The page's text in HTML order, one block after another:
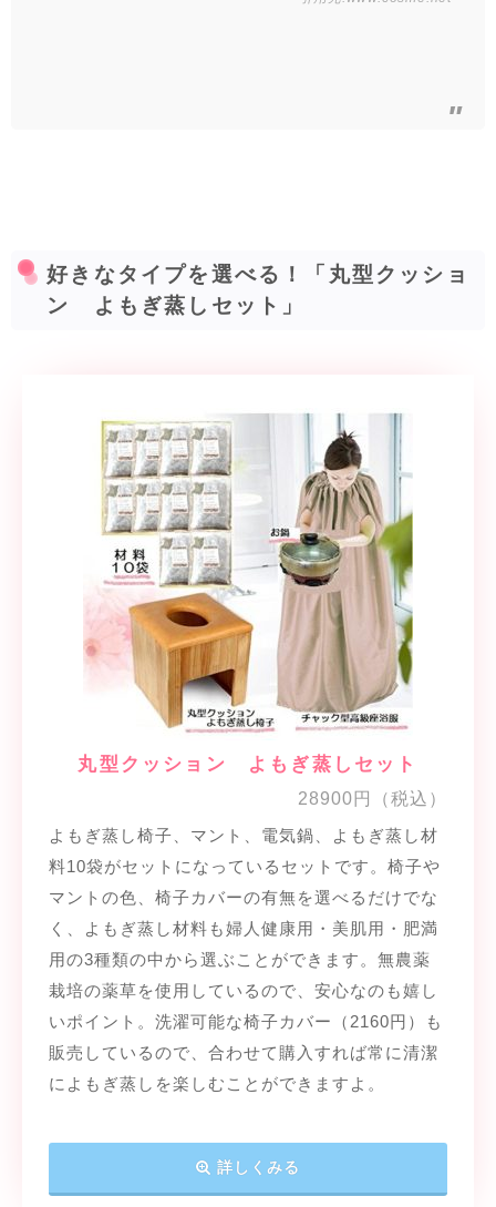
好きなタイプを選べる！「丸型クッショ
ン よもぎ蒸しセット」
丸型クッション よもぎ蒸しセット
28900円（税込）
よもぎ蒸し椅子、マント、電気鍋、よもぎ蒸し材
料10袋がセットになっているセットです。椅子や
マントの色、椅子カバーの有無を選べるだけでな
く、よもぎ蒸し材料も婦人健康用・美肌用・肥満
用の3種類の中から選ぶことができます。無農薬
栽培の薬草を使用しているので、安心なのも嬉し
いポイント。洗濯可能な椅子カバー（2160円）も
販売しているので、合わせて購入すれば常に清潔
によもぎ蒸しを楽しむことができますよ。
詳しくみる